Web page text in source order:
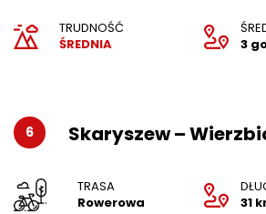
TRUDNOŚĆ
ŚREDNIA
3
6 Skaryszew –
TRASA
Rowerowa
31